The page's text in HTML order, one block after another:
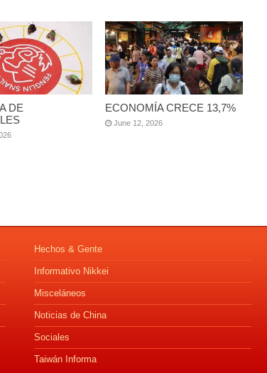
DE
ECONOMÍA CRECE 13,7%
June 12, 2026
Hechos & Gente
Informativo Nikkei
Misceláneos
Noticias de China
Sociales
Taiwán Informa